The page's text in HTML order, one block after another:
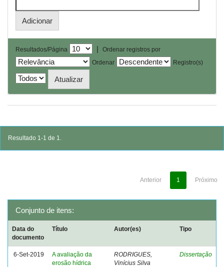
Resultados/Página |
Ordenar registros por
Ordenar
Registro(s)
Resultado 1-1 de 1.
Anterior 1 Próximo
Conjunto de itens:
Data do
documento
Título Autor(es) Tipo
6-Set-2019
A avaliação da
erosão hídrica
RODRIGUES,
Vinícius Silva
Dissertação